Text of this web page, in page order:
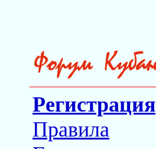
Регистрация
Правила